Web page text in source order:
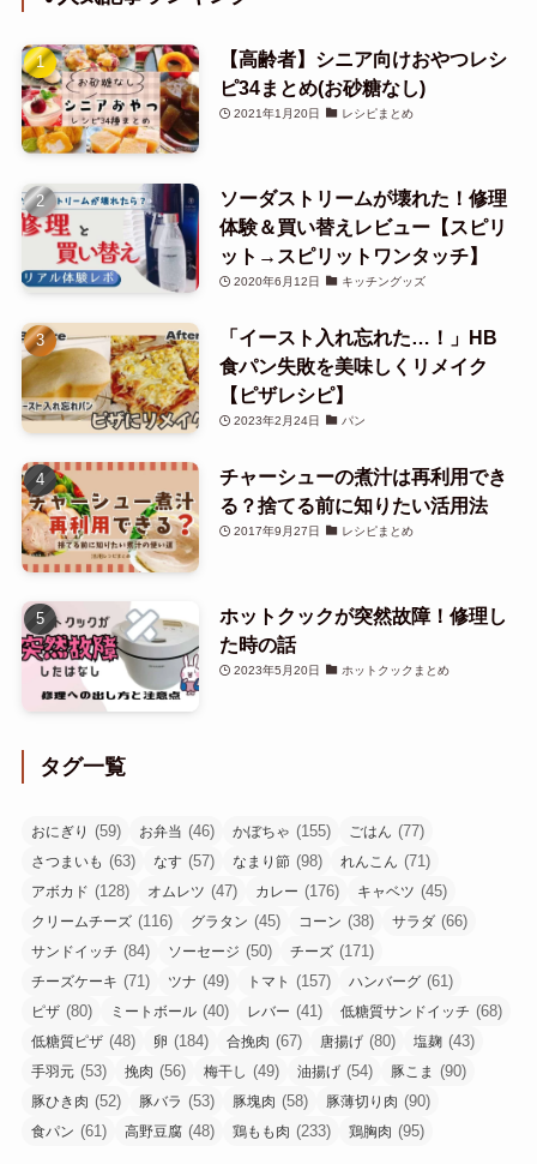
【高齢者】シニア向けおやつレシ
ピ34まとめ(お砂糖なし)
2021年1月20日 レシピまとめ
ソーダストリームが壊れた！修理
体験＆買い替えレビュー【スピリ
ット→スピリットワンタッチ】
2020年6月12日 キッチングッズ
「イースト入れ忘れた…！」HB
食パン失敗を美味しくリメイク
【ピザレシピ】
2023年2月24日 パン
チャーシューの煮汁は再利用でき
る？捨てる前に知りたい活用法
2017年9月27日 レシピまとめ
ホットクックが突然故障！修理し
た時の話
2023年5月20日 ホットクックまとめ
タグ一覧
おにぎり (59) お弁当 (46) かぼちゃ (155) ごはん (77)
さつまいも (63) なす (57) なまり節 (98) れんこん (71)
アボカド (128) オムレツ (47) カレー (176) キャベツ (45)
クリームチーズ (116) グラタン (45) コーン (38) サラダ (66)
サンドイッチ (84) ソーセージ (50) チーズ (171)
チーズケーキ (71) ツナ (49) トマト (157) ハンバーグ (61)
ピザ (80) ミートボール (40) レバー (41) 低糖質サンドイッチ (68)
低糖質ピザ (48) 卵 (184) 合挽肉 (67) 唐揚げ (80) 塩麹 (43)
手羽元 (53) 挽肉 (56) 梅干し (49) 油揚げ (54) 豚こま (90)
豚ひき肉 (52) 豚バラ (53) 豚塊肉 (58) 豚薄切り肉 (90)
食パン (61) 高野豆腐 (48) 鶏もも肉 (233) 鶏胸肉 (95)